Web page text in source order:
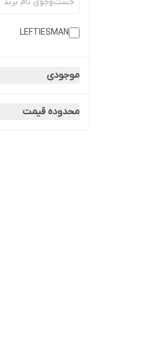
LEFTIESMAN
موجودی
محدوده قیمت